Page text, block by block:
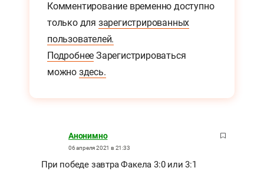
Комментирование временно доступно
только для зарегистрированных
пользователей.
Подробнее Зарегистрироваться
можно здесь.
Анонимно
06 апреля 2021 в 21:33
При победе завтра Факела 3:0 или 3:1